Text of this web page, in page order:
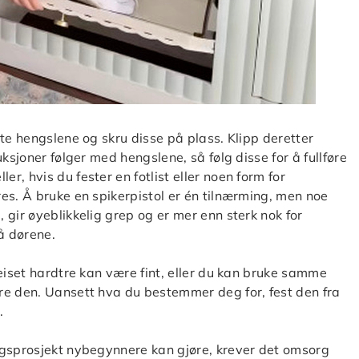
hengslene og skru disse på plass. Klipp deretter
følger med hengslene, så følg disse for å fullføre
hvis du fester en fotlist eller noen form for
Å bruke en spikerpistol er én tilnærming, men noe
øyeblikkelig grep og er mer enn sterk nok for
dørene.
hardtre kan være fint, eller du kan bruke samme
den. Uansett hva du bestemmer deg for, fest den fra
nybegynnere kan gjøre, krever det omsorg